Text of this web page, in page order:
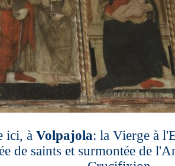
ici, à Volpajola: la Vierge à
de saints et surmontée de